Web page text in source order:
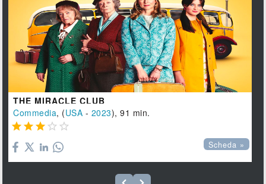
THE MIRACLE CLUB
Commedia, (USA - 2023), 91 min.
    
Scheda »